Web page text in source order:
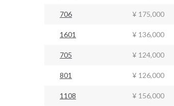
706 ¥ 175,000
1601 ¥ 136,000
705 ¥ 124,000
801 ¥ 126,000
1108 ¥ 156,000